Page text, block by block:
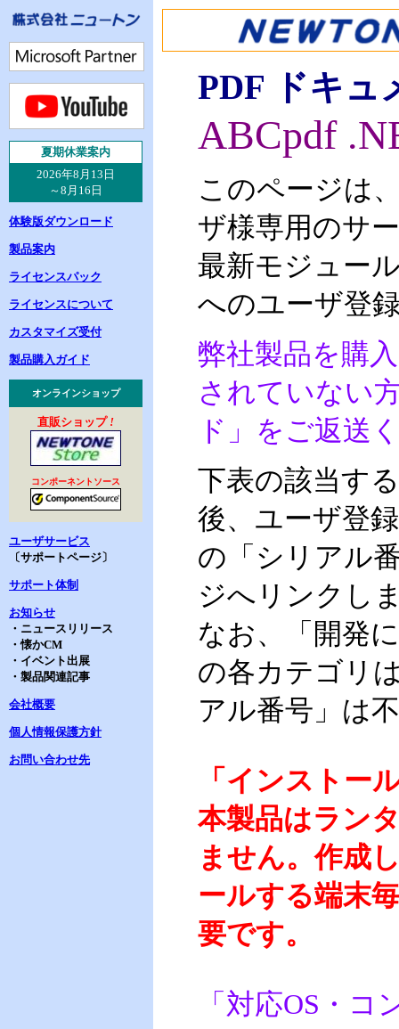
夏期休業案内
2026年8月13日
～8月16日
体験版ダウンロード
製品案内
ライセンスパック
ライセンスについて
カスタマイズ受付
製品購入ガイド
オンラインショップ
直販ショップ!
コンポーネントソース
ユーザサービス
〔サポートページ〕
サポート体制
お知らせ
・ニュースリリース
・懐かCM
・イベント出展
・製品関連記事
会社概要
個人情報保護方針
お問い合わせ先
PDF ドキュ
ABCpdf
このページは
ザ様専用のサ
最新モジュー
へのユーザ登
弊社製品を購
されていない
ド」をご返送
下表の該当す
後、ユーザ登
の「シリアル
ジへリンクし
なお、「開発
の各カテゴリ
アル番号」は
「インストー
本製品はラン
ません。作成
ールする端末
要です。
「対応OS・